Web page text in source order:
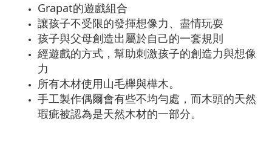
Grapat的遊戲組合
讓孩子不受限的發揮想像力、盡情玩耍
孩子與父母創造出屬於自己的一套規則
經遊戲的方式，幫助刺激孩子的創造力與想像
力
所有木材使用山毛櫸與樺木。
手工製作偶爾會有些不均勻處，而木頭的天然
瑕疵被認為是天然木材的一部分。